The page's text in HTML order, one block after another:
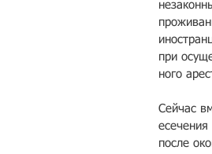
при
ного
Сейчас
есечения
после